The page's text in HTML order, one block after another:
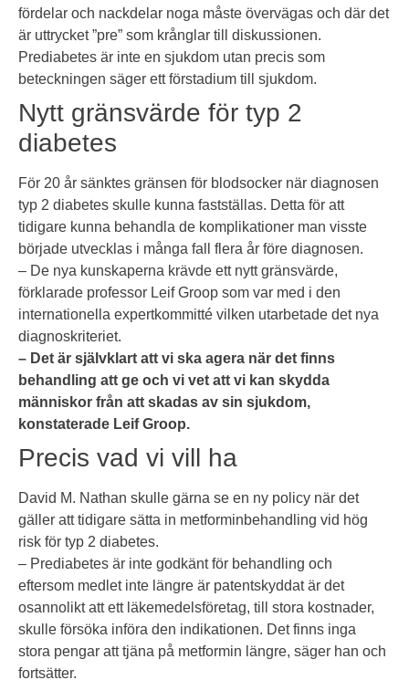
fördelar och nackdelar noga måste övervägas och där det
är uttrycket ”pre” som krånglar till diskussionen.
Prediabetes är inte en sjukdom utan precis som
beteckningen säger ett förstadium till sjukdom.
Nytt gränsvärde för typ 2
diabetes
För 20 år sänktes gränsen för blodsocker när diagnosen
typ 2 diabetes skulle kunna fastställas. Detta för att
tidigare kunna behandla de komplikationer man visste
började utvecklas i många fall flera år före diagnosen.
– De nya kunskaperna krävde ett nytt gränsvärde,
förklarade professor Leif Groop som var med i den
internationella expertkommitté vilken utarbetade det nya
diagnoskriteriet.
– Det är självklart att vi ska agera när det finns
behandling att ge och vi vet att vi kan skydda
människor från att skadas av sin sjukdom,
konstaterade Leif Groop.
Precis vad vi vill ha
David M. Nathan skulle gärna se en ny policy när det
gäller att tidigare sätta in metforminbehandling vid hög
risk för typ 2 diabetes.
– Prediabetes är inte godkänt för behandling och
eftersom medlet inte längre är patentskyddat är det
osannolikt att ett läkemedelsföretag, till stora kostnader,
skulle försöka införa den indikationen. Det finns inga
stora pengar att tjäna på metformin längre, säger han och
fortsätter.